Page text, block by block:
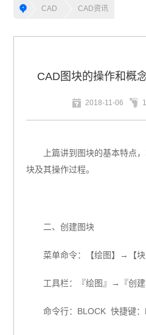
CAD CAD资讯
CAD图块的操作和概
2018-11-06
上篇讲到图块的基本特点
块及其操作过程。
二、创建图块
菜单命令：【绘图】→【
工具栏：『绘图』→『创建
命令行： BLOCK快捷键：